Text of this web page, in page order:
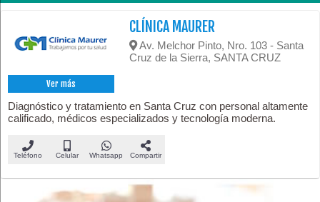
Ver más
CLÍNICA MAURER
Av. Melchor Pinto, Nro. 103 - Santa
Cruz de la Sierra, SANTA CRUZ
Diagnóstico y tratamiento en Santa Cruz con personal altamente
calificado, médicos especializados y tecnología moderna.
Teléfono Celular Whatsapp Compartir